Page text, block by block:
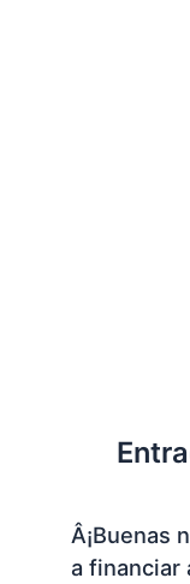
Â¡Buenas
a financiar